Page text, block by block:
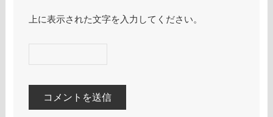
上に表示された文字を入力してください。